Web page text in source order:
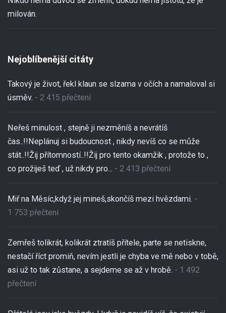
milován.
Nejoblíbenější citáty
Takový je život, řekl klaun se slzama v očích a namaloval si
úsměv. - 2 415 přečtení
Neřeš minulost , stejně ji nezměníš a nevrátíš
čas..!!Neplánuj si budoucnost , nikdy nevíš co se může
stát..!!Žij přítomností..!!Žij pro tento okamžik , protože to ,
co prožiješ teď , už nikdy pro... - 2 413 přečtení
Miř na Měsíc,když jej mineš,skončíš mezi hvězdami. -
1 753 přečtení
Zemřeš tolikrát, kolikrát ztratíš přítele, parte se netiskne,
nestačí říct promiň, nevím jestli je chyba ve mě nebo v tobě,
asi už to tak zůstane, a sejdeme se až v hrobě. - 1 492
přečtení